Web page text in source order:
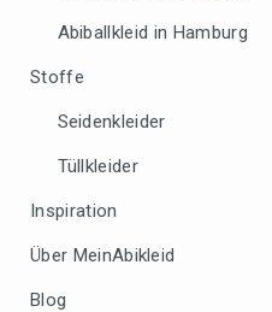
Abiballkleid in Hamburg
Stoffe
Seidenkleider
Tüllkleider
Inspiration
Über MeinAbikleid
Blog